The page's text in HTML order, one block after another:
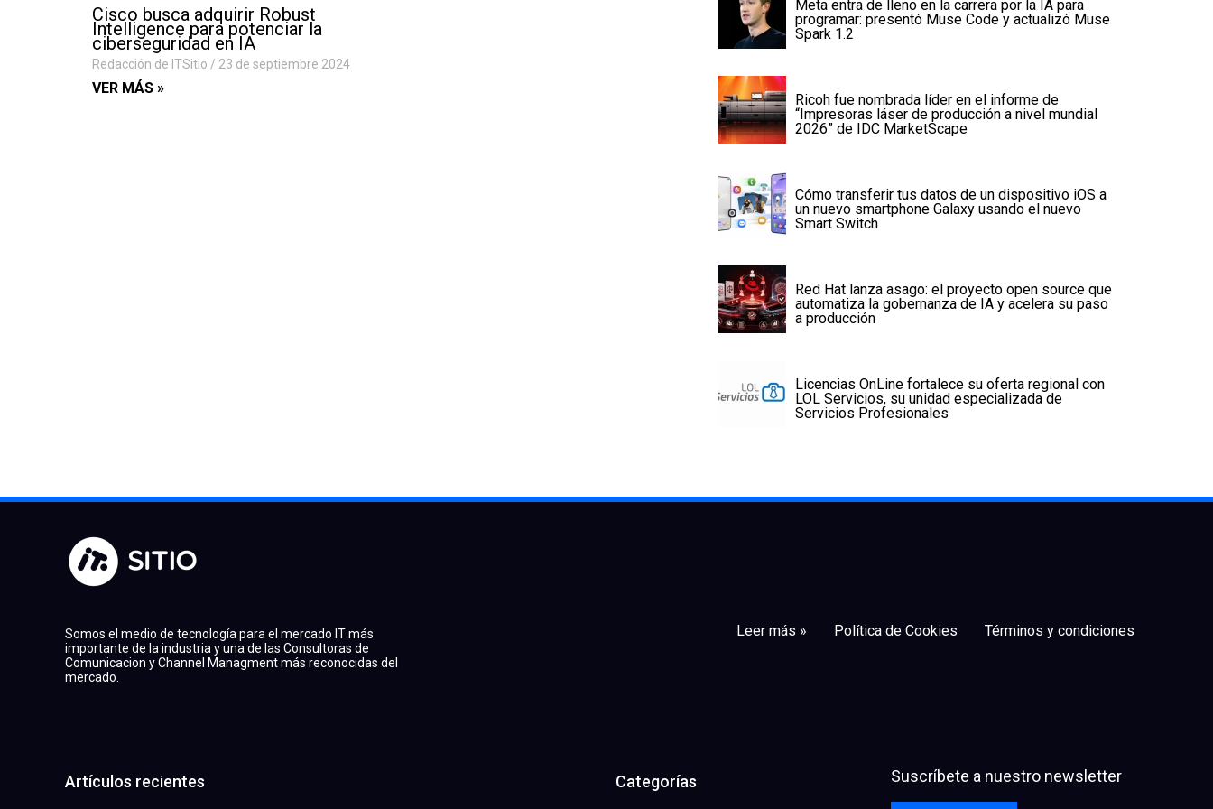
Cisco busca adquirir Robust
Intelligence para potenciar la
ciberseguridad en IA
Redacción de ITSitio 23 de septiembre 2024
VER MÁS »
Meta entra de lleno en la carrera por la IA para
programar: presentó Muse Code y actualizó Muse
Spark 1.2
Ricoh fue nombrada líder en el informe de
“Impresoras láser de producción a nivel mundial
2026” de IDC MarketScape
Cómo transferir tus datos de un dispositivo iOS a
un nuevo smartphone Galaxy usando el nuevo
Smart Switch
Red Hat lanza asago: el proyecto open source que
automatiza la gobernanza de IA y acelera su paso
a producción
Licencias OnLine fortalece su oferta regional con
LOL Servicios, su unidad especializada de
Servicios Profesionales
Somos el medio de tecnología para el mercado IT más
importante de la industria y una de las Consultoras de
Comunicacion y Channel Managment más reconocidas del
mercado.
Leer más » Política de Cookies Términos y condiciones
Artículos recientes Categorías Suscríbete a nuestro newsletter
facebook
x linkedinyoutubeinstagram
spotify